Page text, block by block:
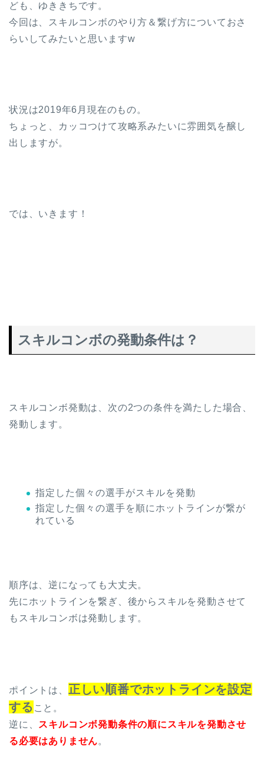
ども、ゆききちです。
今回は、スキルコンボのやり方＆繋げ方についておさ
らいしてみたいと思いますw
状況は2019年6月現在のもの。
ちょっと、カッコつけて攻略系みたいに雰囲気を醸し
出しますが。
では、いきます！
スキルコンボの発動条件は？
スキルコンボ発動は、次の2つの条件を満たした場合、
発動します。
指定した個々の選手がスキルを発動
指定した個々の選手を順にホットラインが繋が
れている
順序は、逆になっても大丈夫。
先にホットラインを繋ぎ、後からスキルを発動させて
もスキルコンボは発動します。
ポイントは、 正しい順番でホットラインを設定
する こと。
逆に、 スキルコンボ発動条件の順にスキルを発動させ
る必要はありません。